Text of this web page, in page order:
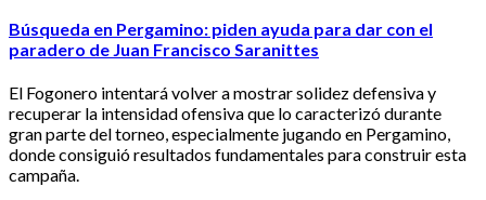
Búsqueda en Pergamino: piden ayuda para dar con el
paradero de Juan Francisco Saranittes
El Fogonero intentará volver a mostrar solidez defensiva y
recuperar la intensidad ofensiva que lo caracterizó durante
gran parte del torneo, especialmente jugando en Pergamino,
donde consiguió resultados fundamentales para construir esta
campaña.